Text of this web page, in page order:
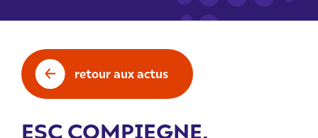
retour aux actus
ESC COMPIEGNE,